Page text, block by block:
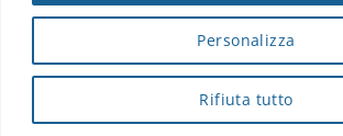
Personalizza
Rifiuta tutto
Webmail |Privacy Policy|Privacy|
Contatti|Credits
Cap. Soc. € 4.040.000 i.v. - Numero REA IS -
Fiscale 00068310945 -